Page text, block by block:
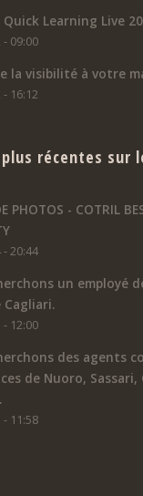
Learning Live
09:00
la visibilité à votre
16:12
récentes sur
PHOTOS - COTRIL
20:44
un employé
12:00
des agents
de Nuoro,
11:58